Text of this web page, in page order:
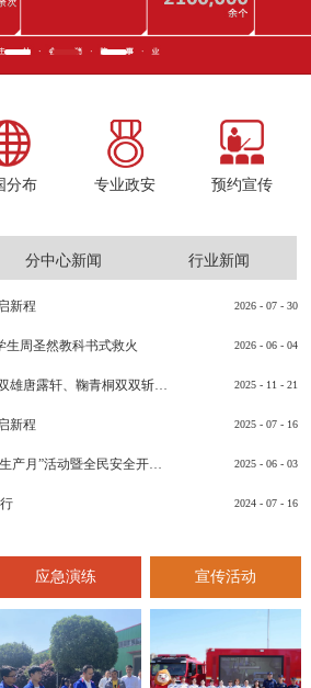
分布 专业政安 预约宣传
分中心新闻 行业新闻
2026 - 07 - 30
新程
2026 - 06 - 04
生周圣然教科书式救火
2025 - 11 - 21
荣耀加冕 实力绽放丨政安双雄唐露轩、鞠青桐双双斩获“渝消蓝盾讲师团金牌讲师”比武竞赛决赛大奖
2025 - 07 - 16
新程
2025 - 06 - 03
政安消防丨助力重庆“安全生产月”活动暨全民安全开放日活动
2024 - 07 - 16
应急演练 宣传活动